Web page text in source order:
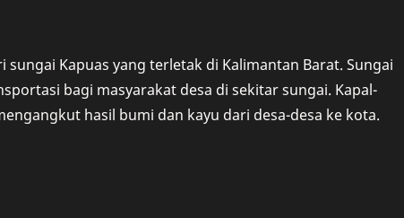
Kapuas yang terletak di Kalimantan Barat. Sungai
bagi masyarakat desa di sekitar sungai. Kapal-
hasil bumi dan kayu dari desa-desa ke kota.